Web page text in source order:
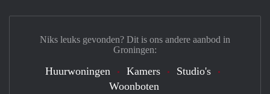
Niks leuks gevonden? Dit is ons andere aanbod in
Groningen:
Huurwoningen Kamers
Studio's
Woonboten